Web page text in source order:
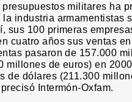
militares ha
la industria armamentistas
sus 100 primeras
cuatro años sus ventas
pasaron de 157.000
millones de euros) en
de dólares (211.300
Intermón-Oxfam.